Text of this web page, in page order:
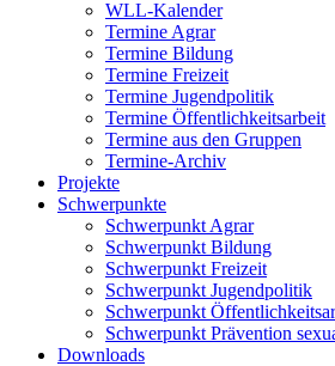
WLL-Kalender
Termine Agrar
Termine Bildung
Termine Freizeit
Termine Jugendpolitik
Termine Öffentlichkeitsarbeit
Termine aus den Gruppen
Termine-Archiv
Projekte
Schwerpunkte
Schwerpunkt Agrar
Schwerpunkt Bildung
Schwerpunkt Freizeit
Schwerpunkt Jugendpolitik
Schwerpunkt
Schwerpunkt Prävention
Downloads